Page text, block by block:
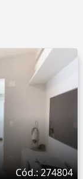
Cód.: 274804